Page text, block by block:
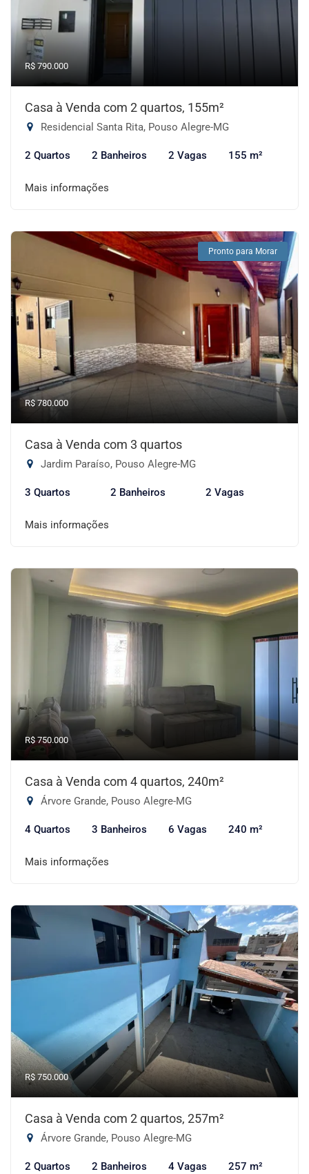
R$ 790.000
Casa à Venda com 2 quartos, 155m²
Residencial Santa Rita, Pouso Alegre-MG
2 Quartos 2 Banheiros 2 Vagas 155 m²
Mais informações
Pronto para Morar
R$ 780.000
Casa à Venda com 3 quartos
Jardim Paraíso, Pouso Alegre-MG
3 Quartos 2 Banheiros 2 Vagas
Mais informações
R$ 750.000
Casa à Venda com 4 quartos, 240m²
Árvore Grande, Pouso Alegre-MG
4 Quartos 3 Banheiros 6 Vagas 240 m²
Mais informações
R$ 750.000
Casa à Venda com 2 quartos, 257m²
Árvore Grande, Pouso Alegre-MG
2 Quartos 2 Banheiros 4 Vagas 257 m²